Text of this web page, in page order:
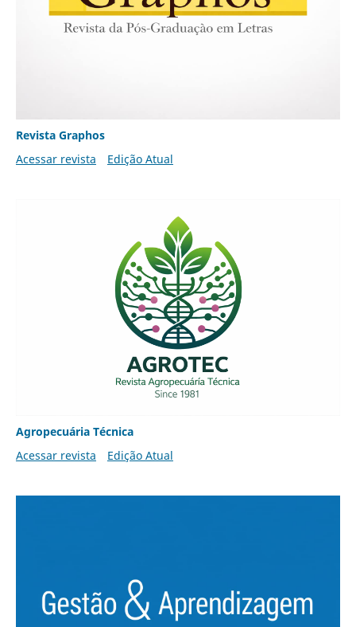
Revista Graphos
Acessar revista
Edição Atual
Agropecuária Técnica
Acessar revista
Edição Atual